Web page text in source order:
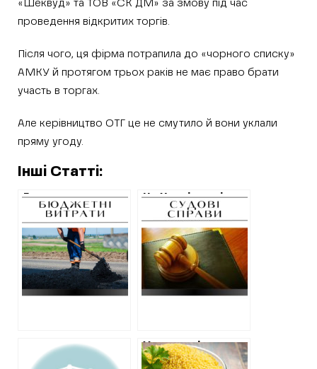
«Шеквуд» та ТОВ «СК ДМ» за змову під час
проведення відкритих торгів.
Після чого, ця фірма потрапила до «чорного списку»
АМКУ й протягом трьох раків не має право брати
участь в торгах.
Але керівництво ОТГ це не смутило й вони уклали
пряму угоду.
Інші Статті:
Громада на
Харківщині без
тендеру
замовила ремонт
доріг по
секретним цінам
На Харківщині суд
на прохання
голови ОТГ
повернув до
роботи
чиновника, якого
підозрюють у
У громаді на
Харківщині